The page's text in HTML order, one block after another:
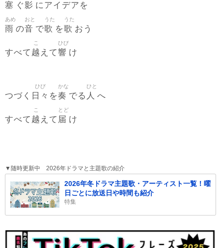
塞 ぐ影 にアイデアを
雨
あめ
の音
おと
で歌
うた
を歌
うた
おう
すべて 越
こ
えて響
ひび
け
つづく 日々
ひび
を奏
かな
でる 人
ひと
へ
すべて 越
こ
えて 届
とど
け
▼随時更新中 2026年ドラマと主題歌の紹介
2026年冬ドラマ主題歌・アーティスト一覧！曜
日ごとに放送日や時間も紹介
特集